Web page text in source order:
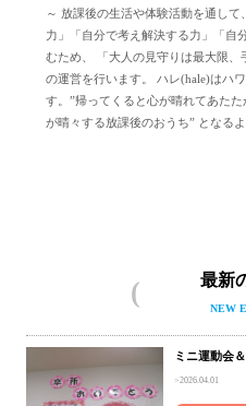
～ 放課後の生活や体験活動を通して
力」「自分で考え解決する力」「自
むため、 「大人の見守りは最大限
の運営を行います。 ハレ(hale)はハ
す。”帰ってくると心が晴れてあた
が晴々する放課後のおうち” となる
最新
NEW
ミニ運動会
2026.04.01